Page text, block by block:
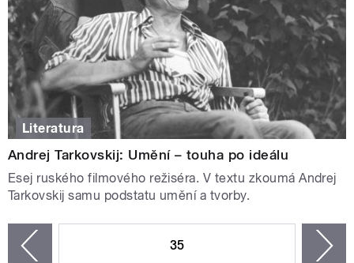
Literatura
Andrej Tarkovskij: Umění – touha po ideálu
Esej ruského filmového režiséra. V textu zkoumá Andrej
Tarkovskij samu podstatu umění a tvorby.
35